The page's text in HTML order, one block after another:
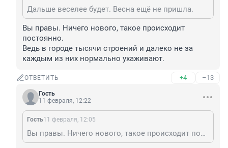
Дальше веселее будет. Весна ещё не пришла.
Вы правы. Ничего нового, такое происходит
постоянно.
Ведь в городе тысячи строений и далеко не за
каждым из них нормально ухаживают.
ОТВЕТИТЬ +4 –13
Гость
11 февраля, 12:22
Гость11 февраля, 12:05
Вы правы. Ничего нового, такое происходит постоянно. Ведь в городе тысячи строений и далеко не за каждым из них нормально ухаживают.